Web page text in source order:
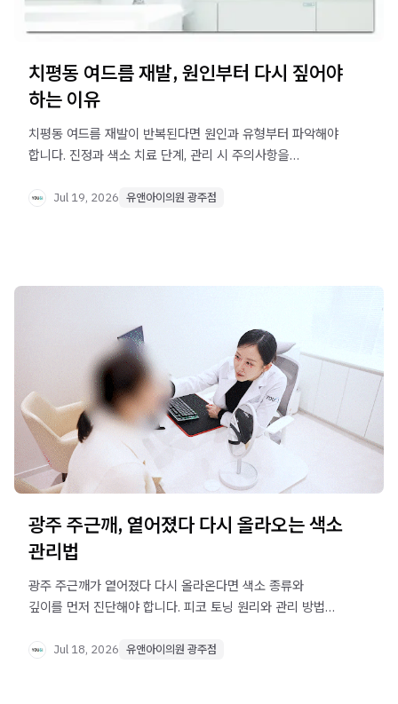
치평동 여드름 재발, 원인부터 다시 짚어야
하는 이유
치평동 여드름 재발이 반복된다면 원인과 유형부터 파악해야
합니다. 진정과 색소 치료 단계, 관리 시 주의사항을
Jul 19, 2026 유앤아이의원 광주점
광주 주근깨, 옅어졌다 다시 올라오는 색소
관리법
광주 주근깨가 옅어졌다 다시 올라온다면 색소 종류와
깊이를 먼저 진단해야 합니다. 피코 토닝 원리와 관리 방법을
Jul 18, 2026 유앤아이의원 광주점